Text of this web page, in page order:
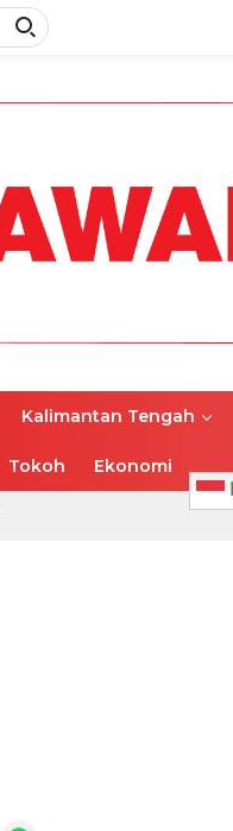
Kalimantan Tengah
Tokoh Ekonomi